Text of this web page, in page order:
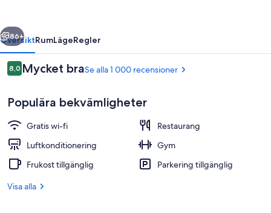
Reception
Nästa
86+
ÖversiktRumLägeRegler
Recensioner
8,08,0 av 10,
Mycket braSe alla 1 000 recensioner
Populära bekvämligheter
Gratis wi-fi
Restaurang
Luftkonditionering
Gym
Frukost tillgänglig
Parkering tillgänglig
Visa alla